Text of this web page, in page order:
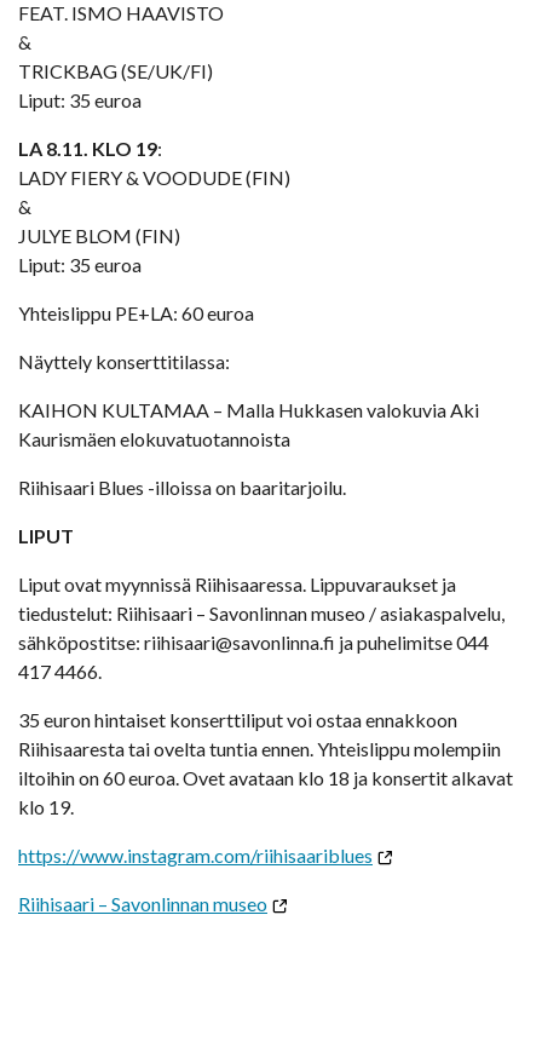
FEAT. ISMO HAAVISTO
&
TRICKBAG (SE/UK/FI)
Liput: 35 euroa
LA 8.11. KLO 19:
LADY FIERY & VOODUDE (FIN)
&
JULYE BLOM (FIN)
Liput: 35 euroa
Yhteislippu PE+LA: 60 euroa
Näyttely konserttitilassa:
KAIHON KULTAMAA – Malla Hukkasen valokuvia Aki
Kaurismäen elokuvatuotannoista
Riihisaari Blues -illoissa on baaritarjoilu.
LIPUT
Liput ovat myynnissä Riihisaaressa. Lippuvaraukset ja
tiedustelut: Riihisaari – Savonlinnan museo / asiakaspalvelu,
sähköpostitse: riihisaari@savonlinna.fi ja puhelimitse 044
417 4466.
35 euron hintaiset konserttiliput voi ostaa ennakkoon
Riihisaaresta tai ovelta tuntia ennen. Yhteislippu molempiin
iltoihin on 60 euroa. Ovet avataan klo 18 ja konsertit alkavat
klo 19.
https://www.instagram.com/riihisaariblues
Riihisaari – Savonlinnan museo